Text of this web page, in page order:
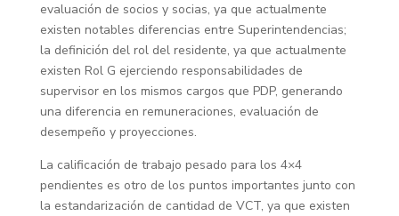
evaluación de socios y socias, ya que actualmente
existen notables diferencias entre Superintendencias;
la definición del rol del residente, ya que actualmente
existen Rol G ejerciendo responsabilidades de
supervisor en los mismos cargos que PDP, generando
una diferencia en remuneraciones, evaluación de
desempeño y proyecciones.
La calificación de trabajo pesado para los 4×4
pendientes es otro de los puntos importantes junto con
la estandarización de cantidad de VCT, ya que existen